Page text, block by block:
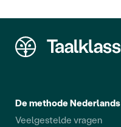
De methode Nederlands
Veelgestelde vragen